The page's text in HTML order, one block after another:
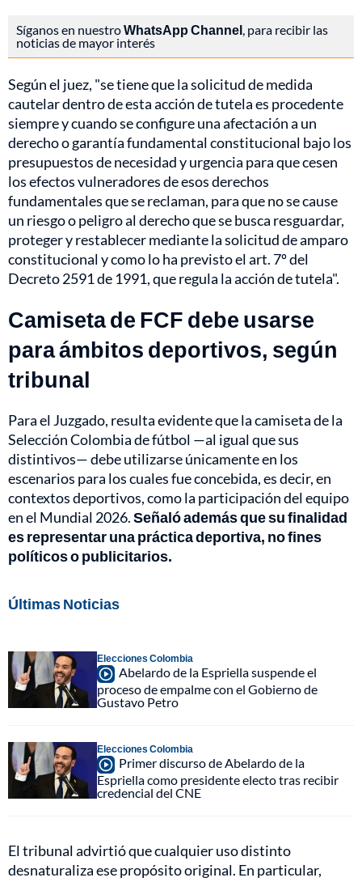
Síganos en nuestroWhatsApp Channel, para recibir las
noticias de mayor interés
Según el juez, "se tiene que la solicitud de medida
cautelar dentro de esta acción de tutela es procedente
siempre y cuando se configure una afectación a un
derecho o garantía fundamental constitucional bajo los
presupuestos de necesidad y urgencia para que cesen
los efectos vulneradores de esos derechos
fundamentales que se reclaman, para que no se cause
un riesgo o peligro al derecho que se busca resguardar,
proteger y restablecer mediante la solicitud de amparo
constitucional y como lo ha previsto el art. 7º del
Decreto 2591 de 1991, que regula la acción de tutela".
Camiseta de FCF debe usarse
para ámbitos deportivos, según
tribunal
Para el Juzgado, resulta evidente que la camiseta de la
Selección Colombia de fútbol —al igual que sus
distintivos— debe utilizarse únicamente en los
escenarios para los cuales fue concebida, es decir, en
contextos deportivos, como la participación del equipo
en el Mundial 2026.Señaló además que su finalidad
es representar una práctica deportiva, no fines
políticos o publicitarios.
Últimas Noticias
Elecciones Colombia
Abelardo de la Espriella suspende el
proceso de empalme con el Gobierno de
Gustavo Petro
Elecciones Colombia
Primer discurso de Abelardo de la
Espriella como presidente electo tras recibir
credencial del CNE
El tribunal advirtió que cualquier uso distinto
desnaturaliza ese propósito original. En particular,